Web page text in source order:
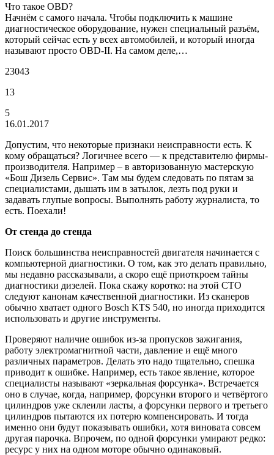
Что такое OBD?
Начнём с самого начала. Чтобы подключить к машине
диагностическое оборудование, нужен специальный разъём,
который сейчас есть у всех автомобилей, и который иногда
называют просто OBD-II. На самом деле,…
23043
13
5
16.01.2017
Допустим, что некоторые признаки неисправности есть. К
кому обращаться? Логичнее всего — к представителю фирмы-
производителя. Например – в авторизованную мастерскую
«Бош Дизель Сервис». Там мы будем следовать по пятам за
специалистами, дышать им в затылок, лезть под руки и
задавать глупые вопросы. Выполнять работу журналиста, то
есть. Поехали!
От стенда до стенда
Поиск большинства неисправностей двигателя начинается с
компьютерной диагностики. О том, как это делать правильно,
мы недавно рассказывали, а скоро ещё приоткроем тайны
диагностики дизелей. Пока скажу коротко: на этой СТО
следуют канонам качественной диагностики. Из сканеров
обычно хватает одного Bosch KTS 540, но иногда приходится
использовать и другие инструменты.
Проверяют наличие ошибок из-за пропусков зажигания,
работу электромагнитной части, давление и ещё много
различных параметров. Делать это надо тщательно, спешка
приводит к ошибке. Например, есть такое явление, которое
специалисты называют «зеркальная форсунка». Встречается
оно в случае, когда, например, форсунки второго и четвёртого
цилиндров уже склеили ласты, а форсунки первого и третьего
цилиндров пытаются их потерю компенсировать. И тогда
именно они будут показывать ошибки, хотя виновата совсем
другая парочка. Впрочем, по одной форсунки умирают редко:
ресурс у них на одном моторе обычно одинаковый.